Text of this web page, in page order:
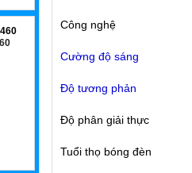
Công nghệ
Cường độ sáng
Độ tương phản
Độ phân giải thực
Tuổi thọ bóng đèn